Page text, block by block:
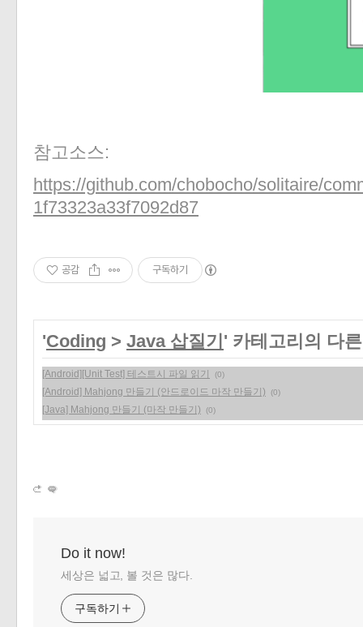
참고소스:
https://github.com/chobocho/solitaire/
1f73323a33f7092d87
공감 구독하기
'Coding > Java 삽질기 ' 카테고리의 다
[Android][Unit Test] 테스트시 파일 읽기 (0)
[Android] Mahjong 만들기 (안드로이드 마작 만들기) (0)
[Java] Mahjong 만들기 (마작 만들기) (0)
Do it now!
세상은 넓고, 볼 것은 많다.
구독하기